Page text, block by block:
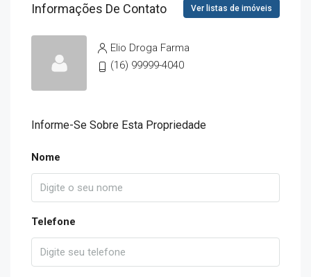
Informações De Contato Ver listas de imóveis
Elio Droga Farma
(16) 99999-4040
Informe-Se Sobre Esta Propriedade
Nome
Telefone